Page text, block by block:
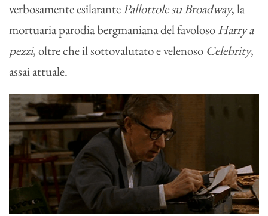
verbosamente esilarantePallottole su Broadway, la
mortuaria parodia bergmaniana del favolosoHarry a
pezzi, oltre che il sottovalutato e velenoso Celebrity,
assai attuale.